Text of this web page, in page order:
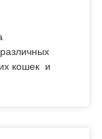
кошек и